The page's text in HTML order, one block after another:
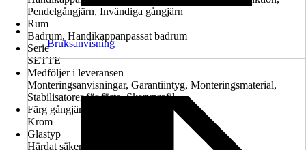
Pendelgångjärn, Invändiga gångjärn
Rum
Badrum, Handikappanpassat badrum
Serie
SETTE
Medföljer i leveransen
Monteringsanvisningar, Garantiintyg, Monteringsmaterial,
Stabilisatorer för fäste, Skarvprofil
Färg gångjärn
Krom
Glastyp
Härdat säkerhetsglas
Bruksanvisning